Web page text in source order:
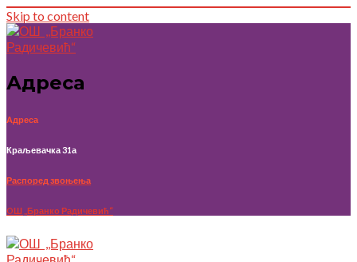
Skip to content
Адреса
Адреса
Краљевачка 31а
Распоред звоњења
OШ ,,Бранко Радичевић“